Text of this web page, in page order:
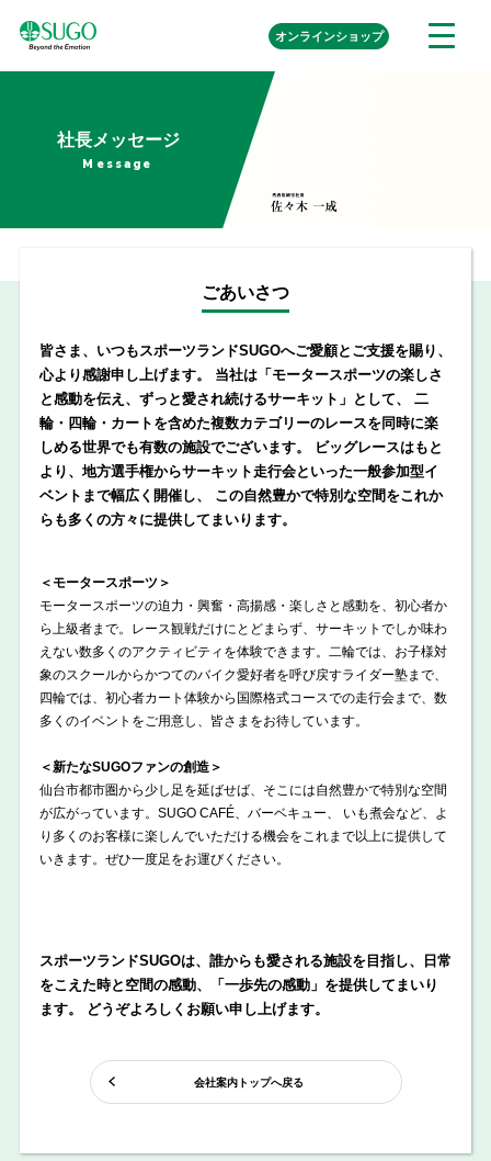
メ
オンラインショップ外
部
社長メッセージ
Message
社
木
成
ごあいさつ
皆さま、いつもスポーツランドSUGOへご愛顧とご支援を賜り、
心より感謝申し上げます。 当社は「モータースポーツの楽しさ
と感動を伝え、ずっと愛され続けるサーキット」として、 二
輪・四輪・カートを含めた複数カテゴリーのレースを同時に楽
しめる世界でも有数の施設でございます。 ビッグレースはもと
より、地方選手権からサーキット走行会といった一般参加型イ
ベントまで幅広く開催し、 この自然豊かで特別な空間をこれか
らも多くの方々に提供してまいります。
＜モータースポーツ＞
モータースポーツの迫力・興奮・高揚感・楽しさと感動を、初心者か
ら上級者まで。レース観戦だけにとどまらず、サーキットでしか味わ
えない数多くのアクティビティを体験できます。二輪では、お子様対
象のスクールからかつてのバイク愛好者を呼び戻すライダー塾まで、
四輪では、初心者カート体験から国際格式コースでの走行会まで、数
多くのイベントをご用意し、皆さまをお待しています。
＜新たなSUGOファンの創造＞
仙台市都市圏から少し足を延ばせば、そこには自然豊かで特別な空間
が広がっています。SUGO CAFÉ、バーベキュー、 いも煮会など、よ
り多くのお客様に楽しんでいただける機会をこれまで以上に提供して
いきます。ぜひ一度足をお運びください。
スポーツランドSUGOは、誰からも愛される施設を目指し、日常
をこえた時と空間の感動、「一歩先の感動」を提供してまいり
ます。 どうぞよろしくお願い申し上げます。
会社案内トップへ戻る